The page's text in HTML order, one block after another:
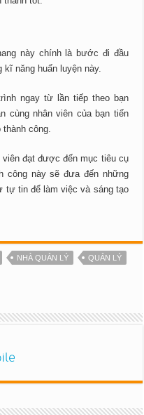
này chính là bước đi đầu
năng huấn luyện này.
ngay từ lần tiếp theo bạn
cùng nhân viên của bạn tiến
công.
đạt được đến mục tiêu cụ
công này sẽ đưa đến những
tự tin để làm việc và sáng tạo
NHÀ QUẢN LÝ
QUẢN LÝ